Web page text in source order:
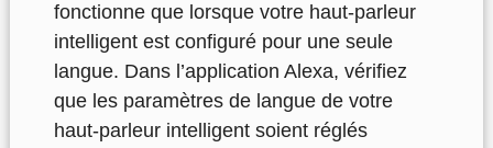
fonctionne que lorsque votre haut-parleur
intelligent est configuré pour une seule
langue. Dans l’application Alexa, vérifiez
que les paramètres de langue de votre
haut-parleur intelligent soient réglés